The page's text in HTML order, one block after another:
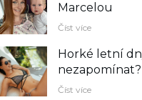
Marcelou
Číst více
Horké letní
nezapomínat?
Číst více